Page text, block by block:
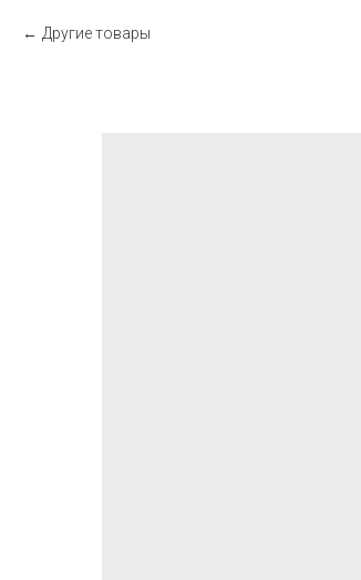
Другие товары